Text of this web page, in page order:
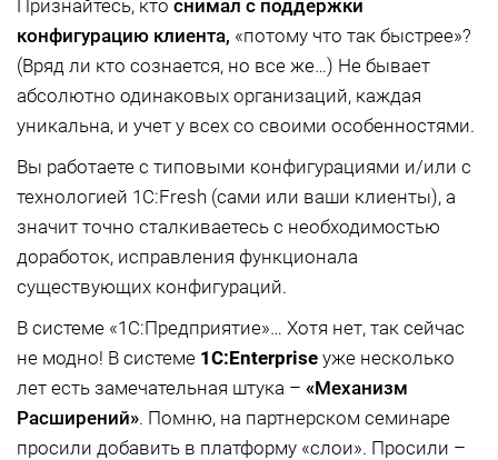
Признайтесь, кто снимал с поддержки
конфигурацию клиента, «потому что так быстрее»?
(Вряд ли кто сознается, но все же…) Не бывает
абсолютно одинаковых организаций, каждая
уникальна, и учет у всех со своими особенностями.
Вы работаете с типовыми конфигурациями и/или с
технологией 1C:Fresh (сами или ваши клиенты), а
значит точно сталкиваетесь с необходимостью
доработок, исправления функционала
существующих конфигураций.
В системе «1С:Предприятие»… Хотя нет, так сейчас
не модно! В системе 1C:Enterprise уже несколько
лет есть замечательная штука – «Механизм
Расширений». Помню, на партнерском семинаре
просили добавить в платформу «слои». Просили –